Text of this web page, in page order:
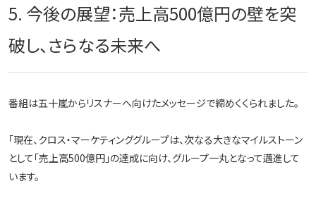
5. 今後の展望：売上高500億円の壁を突
破し、さらなる未来へ
番組は五十嵐からリスナーへ向けたメッセージで締めくくられました。
「現在、クロス・マーケティンググループは、次なる大きなマイルストーン
として「売上高500億円」の達成に向け、グループ一丸となって邁進して
います。